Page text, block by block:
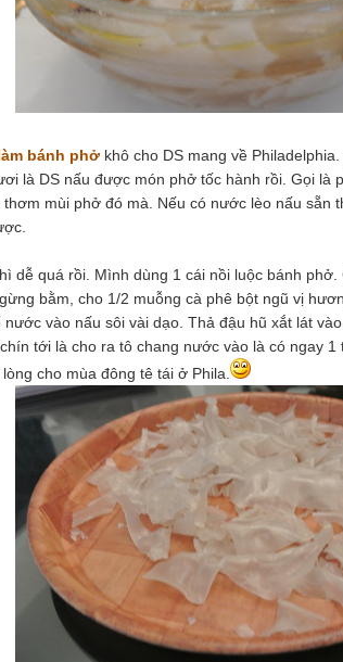
bánh phởkhô cho DS mang về
là DS nấu được món phở tốc hành rồi. Gọi là
mùi phở đó mà. Nếu có nước lèo nấu sẵn
dễ quá rồi. Mình dùng 1 cái nồi luộc bánh
bằm, cho 1/2 muỗng cà phê bột ngũ vị
vào nấu sôi vài dạo. Thả đậu hũ xắt lát
tới là cho ra tô chang nước vào là có ngay
cho mùa đông tê tái ở Phila.